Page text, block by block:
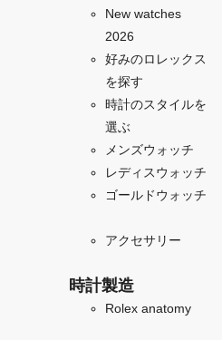
New watches
2026
好みのロレックス
を探す
時計のスタイルを
選ぶ
メンズウォッチ
レディスウォッチ
ゴールドウォッチ
アクセサリー
時計製造
Rolex anatomy